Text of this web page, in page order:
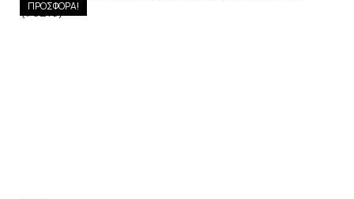
ΠΡΟΣΦΟΡΑ!